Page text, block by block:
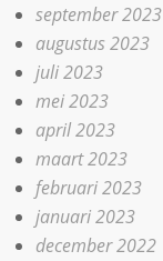
september 2023
augustus 2023
juli 2023
mei 2023
april 2023
maart 2023
februari 2023
januari 2023
december 2022